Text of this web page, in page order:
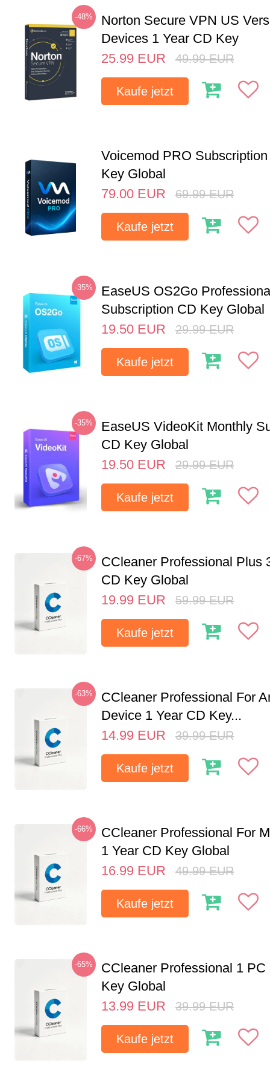
-48%
Norton Secure VPN US
Devices 1 Year CD Key
25.99 EUR 49.99 EUR
Kaufe jetzt
Voicemod PRO
Key Global
79.00 EUR 69.99 EUR
Kaufe jetzt
-35%
EaseUS OS2Go
Subscription CD Key Global
19.50 EUR 29.99 EUR
Kaufe jetzt
-35%
EaseUS VideoKit Monthly
CD Key Global
19.50 EUR 29.99 EUR
Kaufe jetzt
-67%
CCleaner Professional Plus
CD Key Global
19.99 EUR 59.99 EUR
Kaufe jetzt
-63%
CCleaner Professional For
Device 1 Year CD Key...
14.99 EUR 39.99 EUR
Kaufe jetzt
-66%
CCleaner Professional For
1 Year CD Key Global
16.99 EUR 49.99 EUR
Kaufe jetzt
-65%
CCleaner Professional 1 PC
Key Global
13.99 EUR 39.99 EUR
Kaufe jetzt